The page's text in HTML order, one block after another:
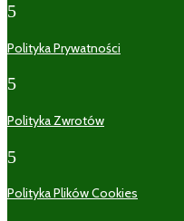
5
Polityka Prywatności
5
Polityka Zwrotów
5
Polityka Plików Cookies